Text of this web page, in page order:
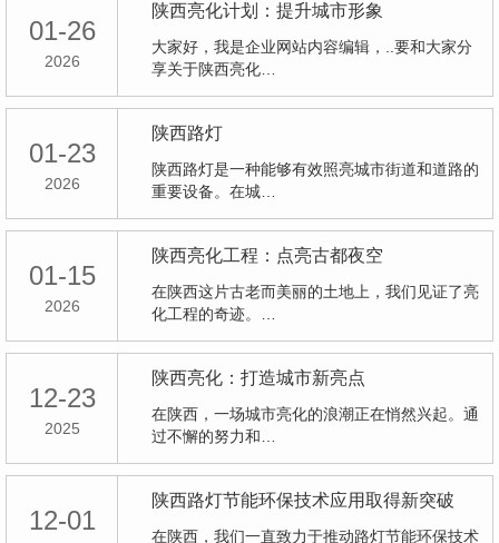
01-26
2026
陕西亮化计划：提升城市形象
大家好，我是企业网站内容编辑，..要和大家分
享关于陕西亮化…
01-23
2026
陕西路灯
陕西路灯是一种能够有效照亮城市街道和道路的
重要设备。在城…
01-15
2026
陕西亮化工程：点亮古都夜空
在陕西这片古老而美丽的土地上，我们见证了亮
化工程的奇迹。…
12-23
2025
陕西亮化：打造城市新亮点
在陕西，一场城市亮化的浪潮正在悄然兴起。通
过不懈的努力和…
12-01
陕西路灯节能环保技术应用取得新突破
在陕西，我们一直致力于推动路灯节能环保技术